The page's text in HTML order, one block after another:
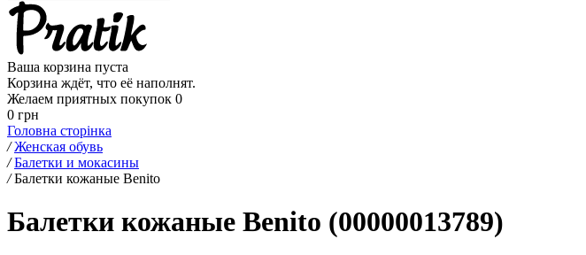
Ваша корзина пуста
Корзина ждёт, что её наполнят.
Желаем приятных покупок 0
0 грн
Головна сторінка
/ Женская обувь
/ Балетки и мокасины
/ Балетки кожаные Benito
Балетки кожаные Benito (00000013789)